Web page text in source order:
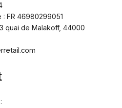
: FR 46980299051
quai de Malakoff, 44000